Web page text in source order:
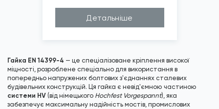
Діаметр (D...
М12, М16, М30, М...
*
Зображені фото є...
EN
14399-4
Детальніше
Гайка EN 14399-4 — це спеціалізоване кріплення високої
міцності, розроблене спеціально для використання в
попередньо напружених болтових з'єднаннях сталевих
будівельних конструкцій. Ця гайка є невід'ємною частиною
системи HV (від німецького Hochfest Vorgespannt), яка
забезпечує максимальну надійність мостів, промислових